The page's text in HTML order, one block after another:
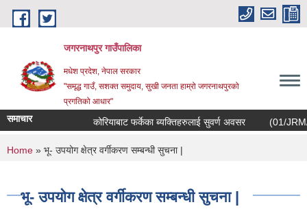
Skip to main content
जगरनाथपुर गाउँपालिका
मधेश प्रदेश, नेपाल सरकार
"समृद्ध गाउँ, सशक्त समुदाय, सुखी जनता हाम्रो जगरनाथपुरको
प्रगतिको आधार"
समाचार कोरियाबाट फर्केका ब्यक्तिहरुलाई सुवर्ण अवसर (01/JRM/
You are here
Home » भू- उपयोग क्षेत्र वर्गीकरण सम्बन्धी सुचना |
भू- उपयोग क्षेत्र वर्गीकरण सम्बन्धी सुचना |